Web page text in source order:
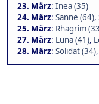
23. März: Inea (35)
24. März: Sanne (64),
25. März: Rhagrim
27. März: Luna (41),
28. März: Solidat (34),